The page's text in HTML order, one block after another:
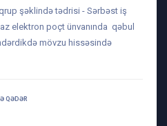
şəklində tədrisi - Sərbəst iş
elektron poçt ünvanında qəbul
mövzu hissəsində
QƏDƏR